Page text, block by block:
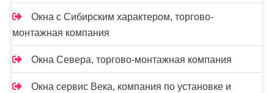
Окна с Сибирским характером, торгово-
монтажная компания
Окна Севера, торгово-монтажная компания
Окна сервис Века, компания по установке и